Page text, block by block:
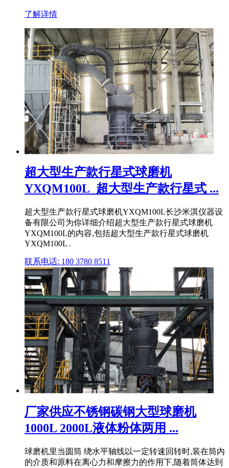
了解详情
超大型生产款行星式球磨机
YXQM100L_超大型生产款行星式 ...
超大型生产款行星式球磨机YXQM100L长沙米淇仪器设
备有限公司为你详细介绍超大型生产款行星式球磨机
YXQM100L的内容,包括超大型生产款行星式球磨机
YXQM100L .
联系电话: 180 3780 8511
厂家供应不锈钢碳钢大型球磨机
1000L 2000L液体粉体两用 ...
球磨机里当圆筒 绕水平轴线以一定转速回转时,装在筒内
的介质和原料在离心力和摩擦力的作用下,随着筒体达到